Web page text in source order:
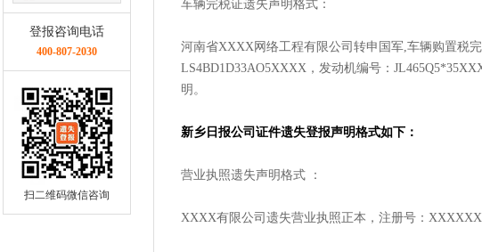
车辆完税证遗失声明格式：
河南省XXXX网络工程有限公司转申国军,车辆购置税
LS4BD1D33AO5XXXX，发动机编号：
明。
新乡日报公司证件遗失登报声明格式如下：
营业执照遗失声明格式 ：
XXXX有限公司遗失营业执照正本，注册号：XXXXXX
登报咨询电话
400-807-2030
扫二维码微信咨询